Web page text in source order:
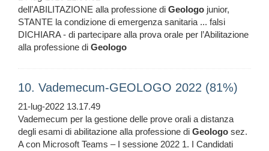
dell’ABILITAZIONE alla professione di Geologo junior,
STANTE la condizione di emergenza sanitaria ... falsi
DICHIARA - di partecipare alla prova orale per l’Abilitazione
alla professione di Geologo
10. Vademecum-GEOLOGO 2022 (81%)
21-lug-2022 13.17.49
Vademecum per la gestione delle prove orali a distanza
degli esami di abilitazione alla professione di Geologo sez.
A con Microsoft Teams – I sessione 2022 1. I Candidati